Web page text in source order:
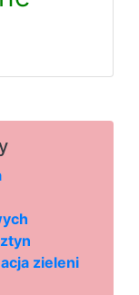
zieleni